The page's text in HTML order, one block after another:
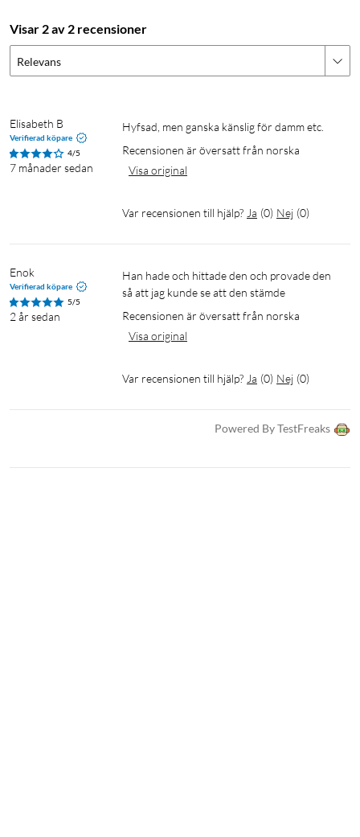
Visar 2 av 2 recensioner
Relevans
Elisabeth B
Verifierad köpare
4/5
7 månader sedan
Hyfsad, men ganska känslig för damm etc.
Recensionen är översatt från norska
Visa original
Var recensionen till hjälp? Ja (0) Nej (0)
Enok
Verifierad köpare
5/5
2 år sedan
Han hade och hittade den och provade den
så att jag kunde se att den stämde
Recensionen är översatt från norska
Visa original
Var recensionen till hjälp? Ja (0) Nej (0)
Powered By TestFreaks